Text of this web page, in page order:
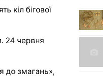
кіл бігової
24 червня
до змагань»,